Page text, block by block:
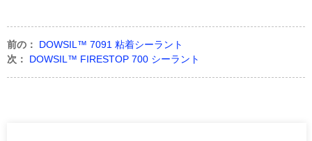
前の：
DOWSIL™ 7091 粘着シーラント
次：
DOWSIL™ FIRESTOP 700 シーラント